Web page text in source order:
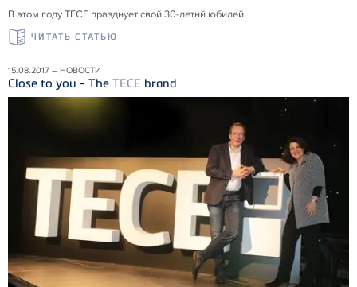
В этом году ТЕСЕ празднует свой 30-летнй юбилей.
ЧИТАТЬ СТАТЬЮ
15.08.2017 – НОВОСТИ
Close to you - The TECE brand